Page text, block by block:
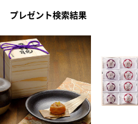
プレゼント検索結果